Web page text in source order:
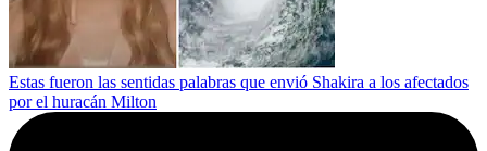
Estas fueron las sentidas palabras que envió Shakira a los afectados
por el huracán Milton